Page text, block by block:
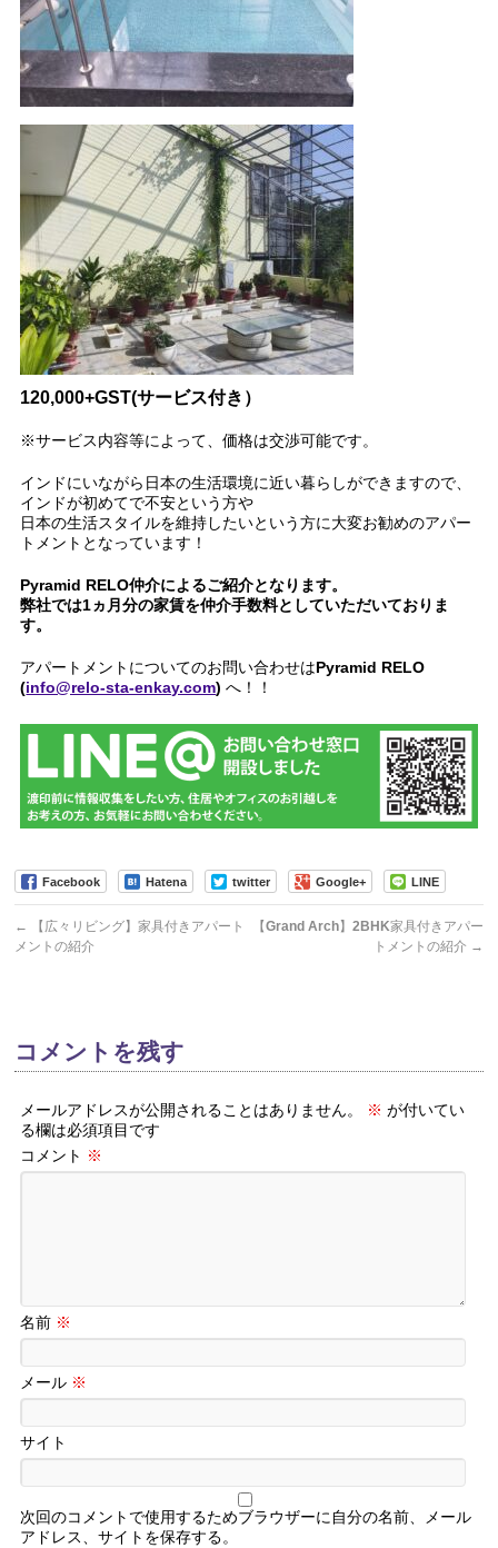
120,000+GST(サービス付き）
※サービス内容等によって、価格は交渉可能です。
インドにいながら日本の生活環境に近い暮らしができますので、
インドが初めてで不安という方や
日本の生活スタイルを維持したいという方に大変お勧めのアパー
トメントとなっています！
Pyramid RELO仲介によるご紹介となります。
弊社では1ヵ月分の家賃を仲介手数料としていただいておりま
す。
アパートメントについてのお問い合わせはPyramid RELO
(info@relo-sta-enkay.com) へ！！
Facebook Hatena twitter Google+ LINE
←
【広々リビング】家具付きアパート
メントの紹介
【Grand Arch】2BHK家具付きアパー
トメントの紹介 →
コメントを残す
メールアドレスが公開されることはありません。 ※ が付いてい
る欄は必須項目です
コメント ※
名前 ※
メール ※
サイト
次回のコメントで使用するためブラウザーに自分の名前、メール
アドレス、サイトを保存する。